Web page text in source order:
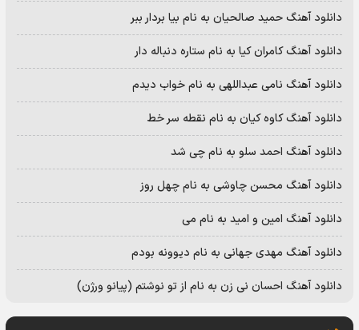
دانلود آهنگ حمید صالحیان به نام بیا بردار ببر
دانلود آهنگ کامران کیا به نام ستاره دنباله دار
دانلود آهنگ نامی عبداللهی به نام خواب دیدم
دانلود آهنگ کاوه کیان به نام نقطه سر خط
دانلود آهنگ احمد سلو به نام چی شد
دانلود آهنگ محسن چاوشی به نام چهل روز
دانلود آهنگ امین و امید به نام می
دانلود آهنگ مهدی جهانی به نام دیوونه بودم
دانلود آهنگ احسان نی زن به نام از تو نوشتم (پیانو ورژن)